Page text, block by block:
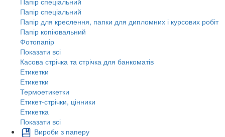
Папір спеціальний
Папір для креслення, папки для дипломних і курсових робіт
Папір копіювальний
Фотопапір
Показати всі
Касова стрічка та стрічка для банкоматів
Етикетки
Етикетки
Термоетикетки
Етикет-стрічки, цінники
Етикетка
Показати всі
Вироби з паперу